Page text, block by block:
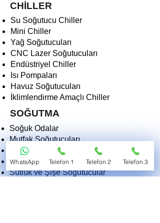
CHİLLER
Su Soğutucu Chiller
Mini Chiller
Yağ Soğutucuları
CNC Lazer Soğutucuları
Endüstriyel Chiller
Isı Pompaları
Havuz Soğutucuları
İklimlendirme Amaçlı Chiller
SOĞUTMA
Soğuk Odalar
Mutfak Soğutucuları
Derin Dondurucular
Dondurma Makinaları
Sütlük ve Şişe Soğutucular
WhatsApp Telefon 1 Telefon 2 Telefon 3